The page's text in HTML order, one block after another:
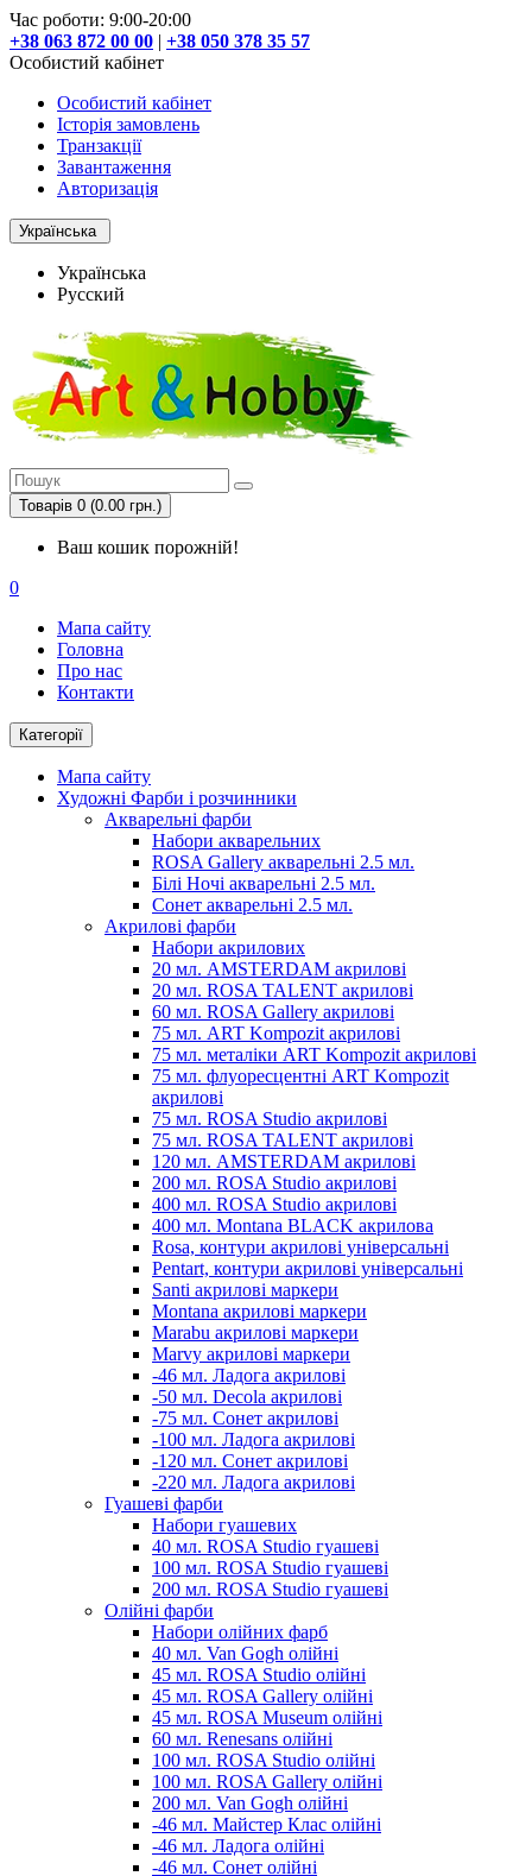
Час роботи: 9:00-20:00
+38 063 872 00 00 | +38 050 378 35 57
Особистий кабінет
Особистий кабінет
Історія замовлень
Транзакції
Завантаження
Авторизація
Українська
Українська
Русский
Товарів 0 (0.00 грн.)
Ваш кошик порожній!
0
Мапа сайту
Головна
Про нас
Контакти
Категорії
Мапа сайту
Художні Фарби і розчинники
Акварельні фарби
Набори акварельних
ROSA Gallery акварельні 2.5 мл.
Білі Ночі акварельні 2.5 мл.
Сонет акварельні 2.5 мл.
Акрилові фарби
Набори акрилових
20 мл. AMSTERDAM акрилові
20 мл. ROSA TALENT акрилові
60 мл. ROSA Gallery акрилові
75 мл. ART Kompozit акрилові
75 мл. металіки ART Kompozit акрилові
75 мл. флуоресцентні ART Kompozit
акрилові
75 мл. ROSA Studio акрилові
75 мл. ROSA TALENT акрилові
120 мл. AMSTERDAM акрилові
200 мл. ROSA Studio акрилові
400 мл. ROSA Studio акрилові
400 мл. Montana BLACK акрилова
Rosa, контури акрилові універсальні
Pentart, контури акрилові універсальні
Santi акрилові маркери
Montana акрилові маркери
Marabu акрилові маркери
Marvy акрилові маркери
-46 мл. Ладога акрилові
-50 мл. Decola акрилові
-75 мл. Сонет акрилові
-100 мл. Ладога акрилові
-120 мл. Сонет акрилові
-220 мл. Ладога акрилові
Гуашеві фарби
Набори гуашевих
40 мл. ROSA Studio гуашеві
100 мл. ROSA Studio гуашеві
200 мл. ROSA Studio гуашеві
Олійні фарби
Набори олійних фарб
40 мл. Van Gogh олійні
45 мл. ROSA Studio олійні
45 мл. ROSA Gallery олійні
45 мл. ROSA Museum олійні
60 мл. Renesans олійні
100 мл. ROSA Studio олійні
100 мл. ROSA Gallery олійні
200 мл. Van Gogh олійні
-46 мл. Майстер Клас олійні
-46 мл. Ладога олійні
-46 мл. Сонет олійні